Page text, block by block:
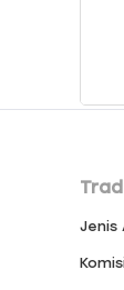
Jenis